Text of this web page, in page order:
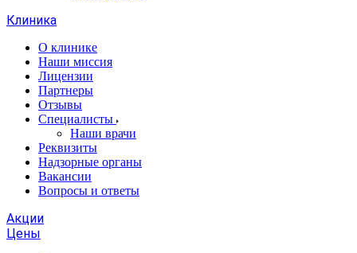
Клиника
О клинике
Наши миссия
Лицензии
Партнеры
Отзывы
Специалисты
Наши врачи
Реквизиты
Надзорные органы
Вакансии
Вопросы и ответы
Акции
Цены